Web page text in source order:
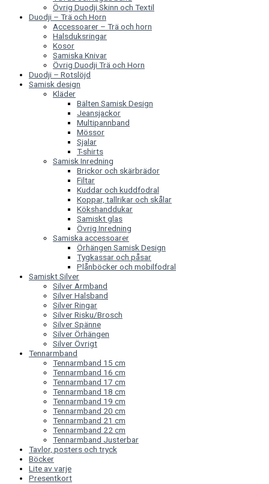
Övrig Duodji Skinn och Textil
Duodji – Trä och Horn
Accessoarer – Trä och horn
Halsduksringar
Kosor
Samiska Knivar
Övrig Duodji Trä och Horn
Duodji – Rotslöjd
Samisk design
Kläder
Bälten Samisk Design
Jeansjackor
Multipannband
Mössor
Sjalar
T-shirts
Samisk Inredning
Brickor och skärbrädor
Filtar
Kuddar och kuddfodral
Koppar, tallrikar och skålar
Kökshanddukar
Samiskt glas
Övrig Inredning
Samiska accessoarer
Örhängen Samisk Design
Tygkassar och påsar
Plånböcker och mobilfodral
Samiskt Silver
Silver Armband
Silver Halsband
Silver Ringar
Silver Risku/Brosch
Silver Spänne
Silver Örhängen
Silver Övrigt
Tennarmband
Tennarmband 15 cm
Tennarmband 16 cm
Tennarmband 17 cm
Tennarmband 18 cm
Tennarmband 19 cm
Tennarmband 20 cm
Tennarmband 21 cm
Tennarmband 22 cm
Tennarmband Justerbar
Tavlor, posters och tryck
Böcker
Lite av varje
Presentkort